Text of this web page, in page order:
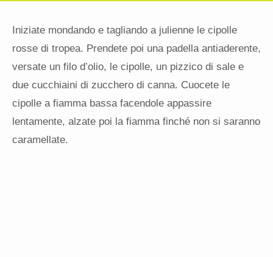
Iniziate mondando e tagliando a julienne le cipolle
rosse di tropea. Prendete poi una padella antiaderente,
versate un filo d’olio, le cipolle, un pizzico di sale e
due cucchiaini di zucchero di canna. Cuocete le
cipolle a fiamma bassa facendole appassire
lentamente, alzate poi la fiamma finché non si saranno
caramellate.